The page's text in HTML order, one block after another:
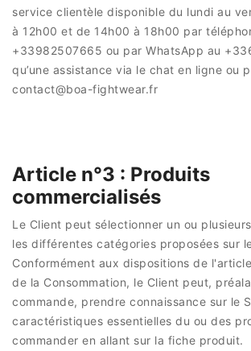
service clientèle disponible du lundi au
à 12h00 et de 14h00 à 18h00 par
+33982507665 ou par WhatsApp au
qu’une assistance via le chat en ligne ou
contact@boa-fightwear.fr
Article n°3 : Produits
commercialisés
Le Client peut sélectionner un ou
les différentes catégories proposées sur
Conformément aux dispositions de
de la Consommation, le Client peut,
commande, prendre connaissance sur le
caractéristiques essentielles du ou des
commander en allant sur la fiche produit.